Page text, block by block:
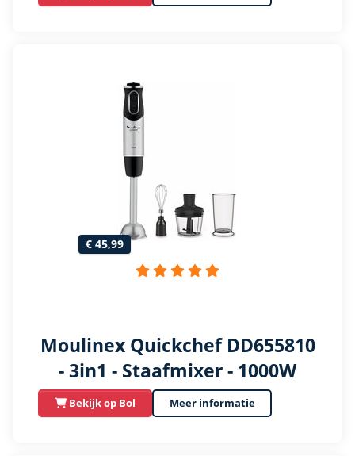
€ 45,99
Moulinex Quickchef DD655810
- 3in1 - Staafmixer - 1000W
Bekijk op Bol Meer informatie